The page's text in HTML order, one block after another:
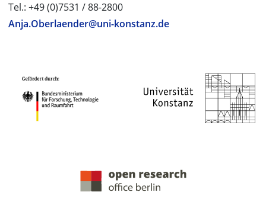
Tel.: +49 (0)7531 / 88-2800
Anja.Oberlaender@uni-konstanz.de